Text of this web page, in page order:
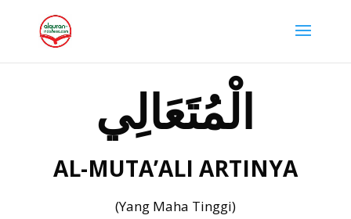
الْمُتَعَالِي
AL-MUTA’ALI ARTINYA
(Yang Maha Tinggi)